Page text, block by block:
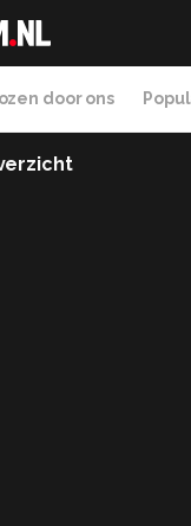
door ons